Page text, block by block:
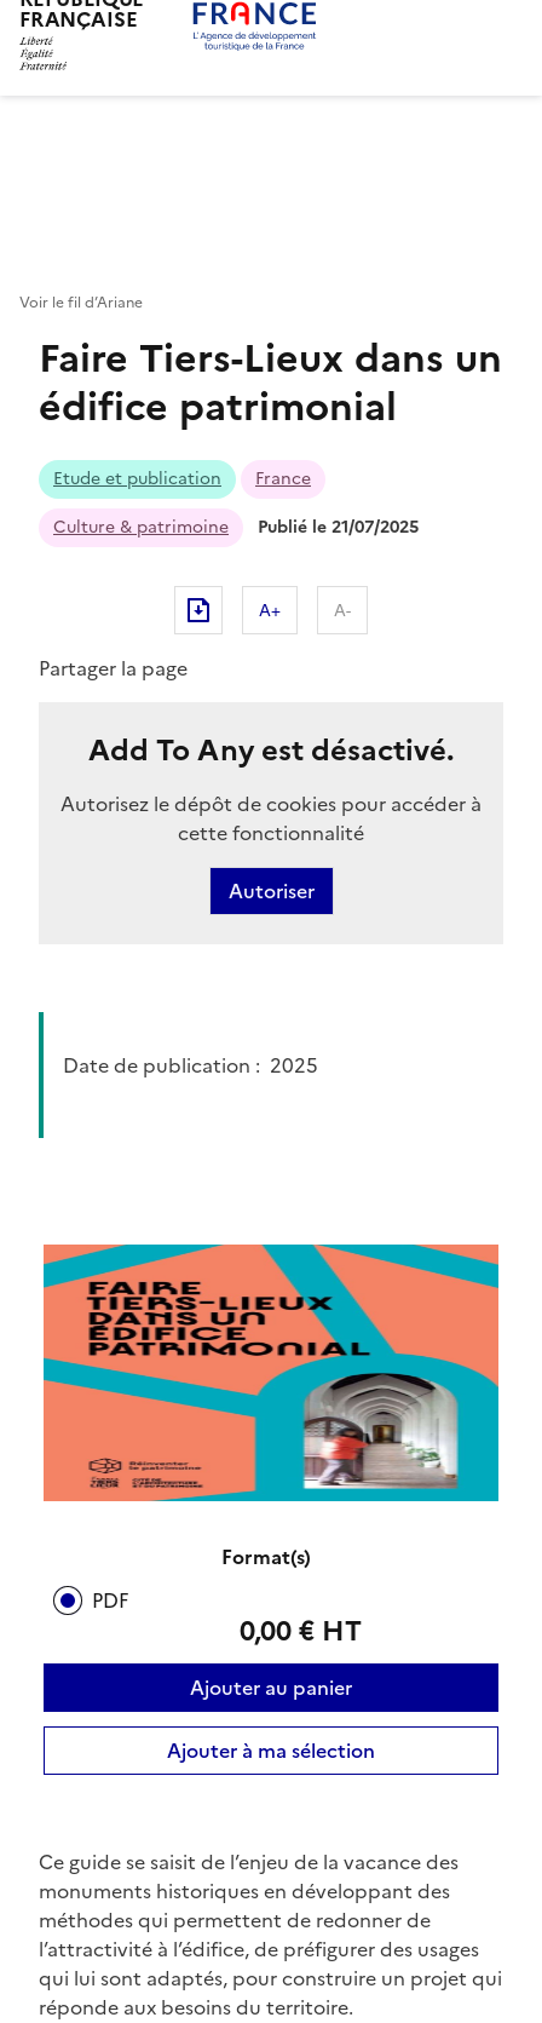
FRANÇAISE
Voir le fil d’Ariane
Faire Tiers-Lieux dans un
édifice patrimonial
Etude et publication
France
Culture & patrimoine
Publié le 21/07/2025
A+ A-
Partager la page
Add To Any est désactivé.
Autorisez le dépôt de cookies pour accéder à
cette fonctionnalité
Autoriser
Date de publication 2025
Format(s)
PDF
0,00 € HT
Ajouter au panier
Ajouter à ma sélection
Ce guide se saisit de l’enjeu de la vacance des
monuments historiques en développant des
méthodes qui permettent de redonner de
l’attractivité à l’édifice, de préfigurer des usages
qui lui sont adaptés, pour construire un projet qui
réponde aux besoins du territoire.